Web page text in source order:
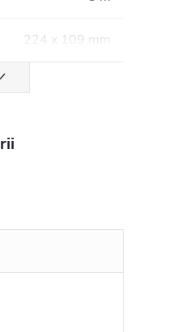
224 x 109 mm